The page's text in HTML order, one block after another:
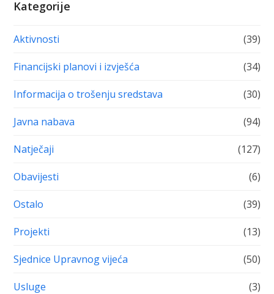
Kategorije
Aktivnosti (39)
Financijski planovi i izvješća (34)
Informacija o trošenju sredstava (30)
Javna nabava (94)
Natječaji (127)
Obavijesti (6)
Ostalo (39)
Projekti (13)
Sjednice Upravnog vijeća (50)
Usluge (3)